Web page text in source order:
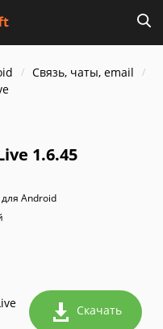
Связь, чаты, email
1.6.45
Android
Скачать